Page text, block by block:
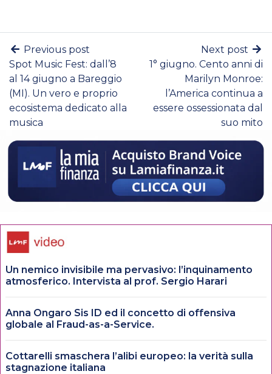
Previous post
Spot Music Fest: dall’8
al 14 giugno a Bareggio
(MI). Un vero e proprio
ecosistema dedicato alla
musica
Next post
1° giugno. Cento anni di
Marilyn Monroe:
l’America continua a
essere ossessionata dal
suo mito
Un nemico invisibile ma pervasivo: l’inquinamento
atmosferico. Intervista al prof. Sergio Harari
Anna Ongaro Sis ID ed il concetto di offensiva
globale al Fraud-as-a-Service.
Cottarelli smaschera l’alibi europeo: la verità sulla
stagnazione italiana